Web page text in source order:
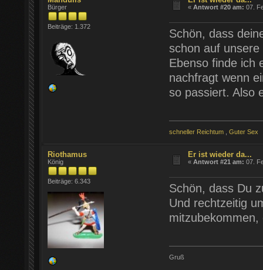
Bürger
Beiträge: 1.372
«Antwort #20 am: 07.
Schön, dass
schon auf
Ebenso finde ich
nachfragt wenn
so passiert. Also
schneller Reichtum, Guter Sex
Riothamus
König
Beiträge: 6.343
Er ist wieder da...
«Antwort #21 am: 07.
Schön, dass Du
Und rechtzeitig
Gruß